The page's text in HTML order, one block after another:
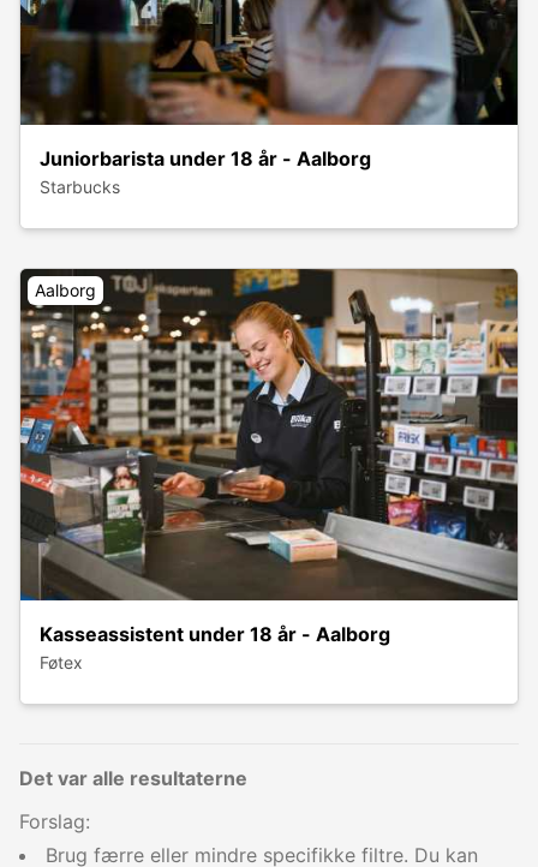
Juniorbarista under 18 år - Aalborg
Starbucks
Aalborg
Kasseassistent under 18 år - Aalborg
Føtex
Det var alle resultaterne
Forslag:
Brug færre eller mindre specifikke filtre. Du kan